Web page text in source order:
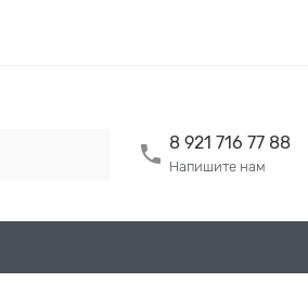
8 921 716 77 88
Напишите нам